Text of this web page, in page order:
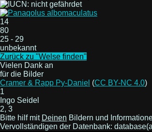
14
80
25 - 29
unbekannt
Zurück zu "Welse finden"
Vielen Dank an
für die Bilder
Cramer & Rapp Py-Daniel (CC BY-NC 4.0)
1
Ingo Seidel
2, 3
Bitte hilf mit Deinen Bildern und
Vervollständigen der Datenbank: